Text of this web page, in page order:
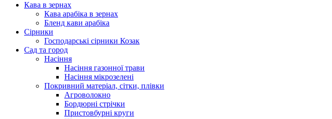
Кава в зернах
Кава арабіка в зернах
Бленд кави арабіка
Сірники
Господарські сірники Козак
Сад та город
Насіння
Насіння газонної трави
Насіння мікрозелені
Покривний матеріал, сітки, плівки
Агроволокно
Бордюрні стрічки
Пристовбурні круги